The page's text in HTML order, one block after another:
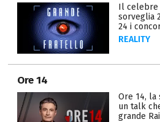
Il celebre
sorveglia
24 i
REALITY
Ore 14
Ore 14, la
un talk
grande